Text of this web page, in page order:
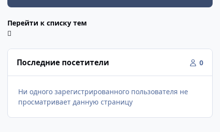
Перейти к списку тем
Последние посетители 0
Ни одного зарегистрированного пользователя не
просматривает данную страницу